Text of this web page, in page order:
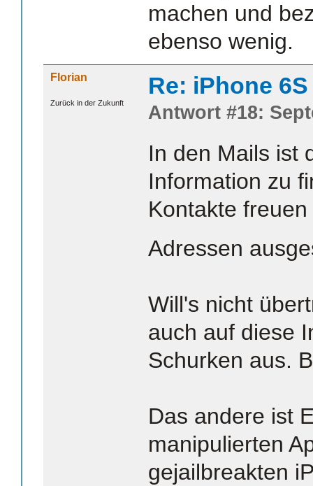
machen und
ebenso wenig.
Florian
Zurück in der Zukunft
Re: iPhone
Antwort #18:
In den Mails ist
Information zu
Kontakte
Adressen
Will's nicht
auch auf diese
Schurken aus.
Das andere ist
manipulierten
gejailbreakten